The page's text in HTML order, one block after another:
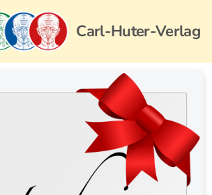
Carl-Huter-Verlag